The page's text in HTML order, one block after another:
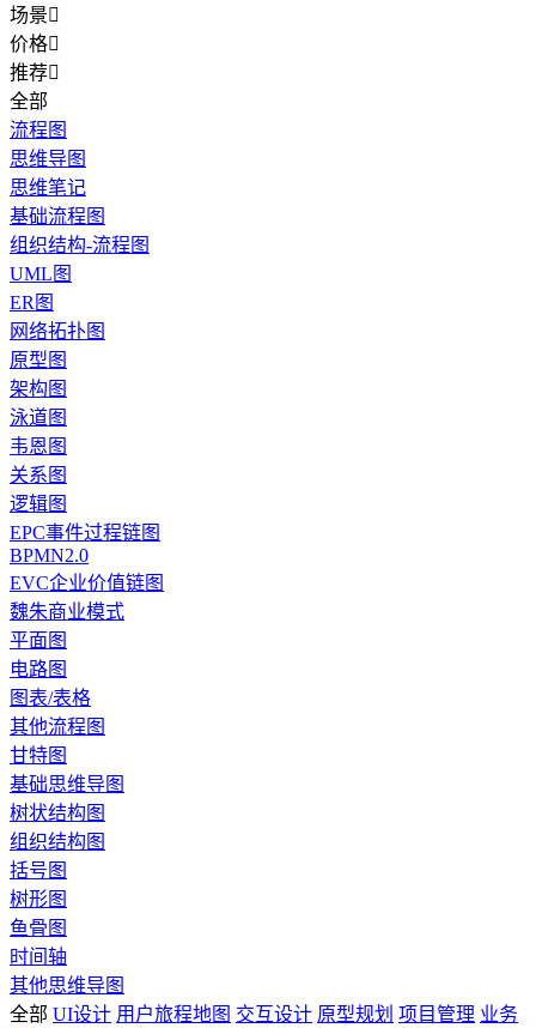
场景
价格
推荐
全部
流程图
思维导图
思维笔记
基础流程图
组织结构-流程图
UML图
ER图
网络拓扑图
原型图
架构图
泳道图
韦恩图
关系图
逻辑图
EPC事件过程链图
BPMN2.0
EVC企业价值链图
魏朱商业模式
平面图
电路图
图表/表格
其他流程图
甘特图
基础思维导图
树状结构图
组织结构图
括号图
树形图
鱼骨图
时间轴
其他思维导图
全部 UI设计 用户旅程地图 交互设计 原型规划 项目管理 业务